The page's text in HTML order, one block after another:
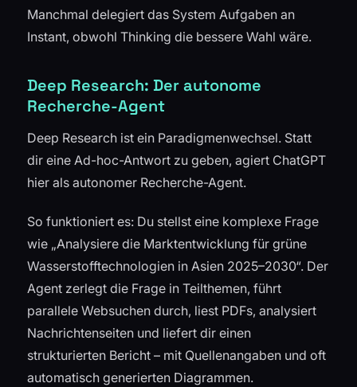
Manchmal delegiert das System Aufgaben an
Instant, obwohl Thinking die bessere Wahl wäre.
Deep Research: Der autonome
Recherche-Agent
Deep Research ist ein Paradigmenwechsel. Statt
dir eine Ad-hoc-Antwort zu geben, agiert ChatGPT
hier als autonomer Recherche-Agent.
So funktioniert es: Du stellst eine komplexe Frage
wie „Analysiere die Marktentwicklung für grüne
Wasserstofftechnologien in Asien 2025–2030“. Der
Agent zerlegt die Frage in Teilthemen, führt
parallele Websuchen durch, liest PDFs, analysiert
Nachrichtenseiten und liefert dir einen
strukturierten Bericht – mit Quellenangaben und oft
automatisch generierten Diagrammen.